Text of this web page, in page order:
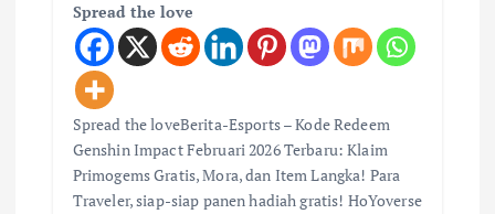
Spread the love
Spread the loveBerita-Esports – Kode Redeem
Genshin Impact Februari 2026 Terbaru: Klaim
Primogems Gratis, Mora, dan Item Langka! Para
Traveler, siap-siap panen hadiah gratis! HoYoverse